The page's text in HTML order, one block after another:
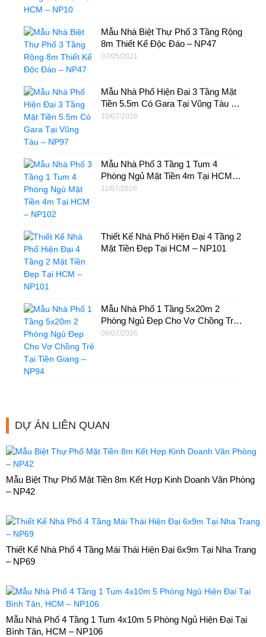
Mẫu Nhà Biệt Thự Phố 3 Tầng Rộng
8m Thiết Kế Độc Đáo – NP47
07/05/2021
Mẫu Nhà Phố Hiện Đại 3 Tầng Mặt
Tiền 5.5m Có Gara Tại Vũng Tàu –
NP97
10/07/2026
Mẫu Nhà Phố 3 Tầng 1 Tum 4
Phòng Ngủ Mặt Tiền 4m Tại HCM –
NP102
11/07/2026
Thiết Kế Nhà Phố Hiện Đại 4 Tầng 2
Mặt Tiền Đẹp Tại HCM – NP101
Mẫu Nhà Phố 1 Tầng 5x20m 2
Phòng Ngủ Đẹp Cho Vợ Chồng Trẻ
Tại Tiền Giang – NP94
09/07/2026
DỰ ÁN LIÊN QUAN
Mẫu Biệt Thự Phố Mặt Tiền 8m Kết Hợp Kinh Doanh Văn Phòng
– NP42
Thiết Kế Nhà Phố 4 Tầng Mái Thái Hiện Đại 6x9m Tại Nha Trang
– NP69
Mẫu Nhà Phố 4 Tầng 1 Tum 4x10m 5 Phòng Ngủ Hiện Đại Tại
Bình Tân, HCM – NP106